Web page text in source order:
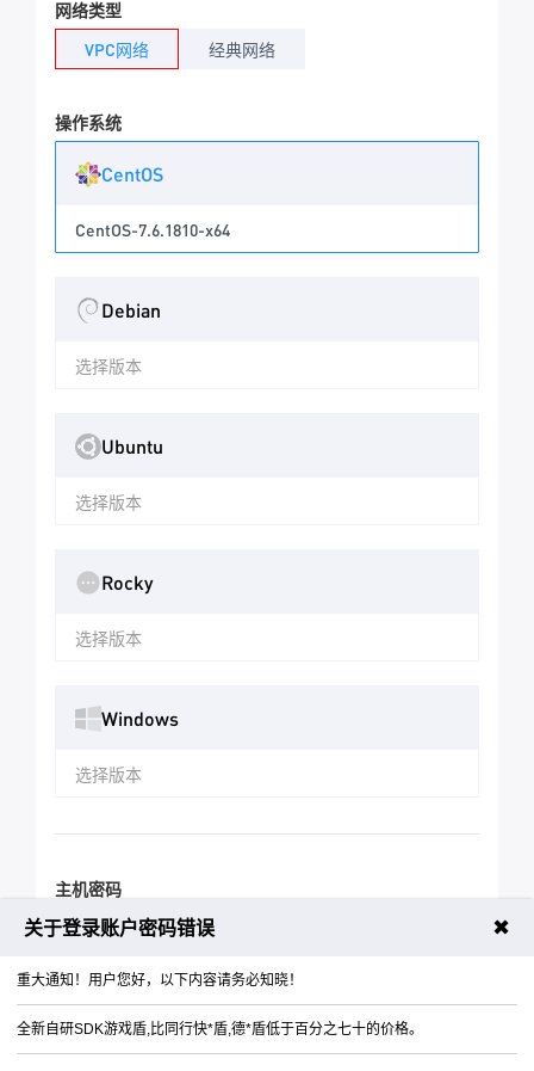
网络类型
VPC网络
经典网络
操作系统
CentOS
CentOS-7.6.1810-x64
Debian
选择版本
Ubuntu
选择版本
Rocky
选择版本
Windows
选择版本
主机密码
周期
关于登录账户密码错误 ✖
重大通知！用户您好，以下内容请务必知晓！
全新自研SDK游戏盾,比同行快*盾,德*盾低于百分之七十的价格。